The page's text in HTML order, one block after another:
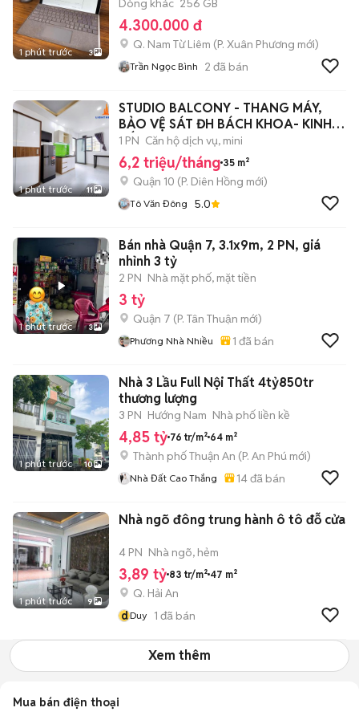
1 phút trước 3
Dòng khác 256 GB
4.300.000 đ
Q. Nam Từ Liêm (P. Xuân Phương mới)
Trần Ngọc Bình 2 đã bán
1 phút trước 11
STUDIO BALCONY - THANG MÁY,
BẢO VỆ SÁT ĐH BÁCH KHOA- KINH
TẾ
1 PN Căn hộ dịch vụ, mini
6,2 triệu/tháng 35 m²
Quận 10 (P. Diên Hồng mới)
Tô Văn Đông 5.0
1 phút trước 3
Bán nhà Quận 7, 3.1x9m, 2 PN, giá
nhỉnh 3 tỷ
2 PN Nhà mặt phố, mặt tiền
3 tỷ
Quận 7 (P. Tân Thuận mới)
Phương Nhà Nhiều 1 đã bán
1 phút trước 10
Nhà 3 Lầu Full Nội Thất 4tỷ850tr
thương lượng
3 PN Hướng Nam Nhà phố liền kề
4,85 tỷ 76 tr/m² 64 m²
Thành phố Thuận An (P. An Phú mới)
Nhà Đất Cao Thắng 14đã bán
1 phút trước 9
Nhà ngõ đông trung hành ô tô đỗ cửa
4 PN Nhà ngõ, hẻm
3,89 tỷ 83 tr/m² 47 m²
Q. Hải An
dDuy 1 đã bán
Xem thêm
Mua bán điện thoại